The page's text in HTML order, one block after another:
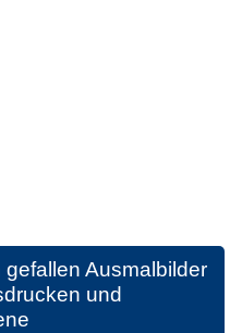
gefallen Ausmalbilder
und